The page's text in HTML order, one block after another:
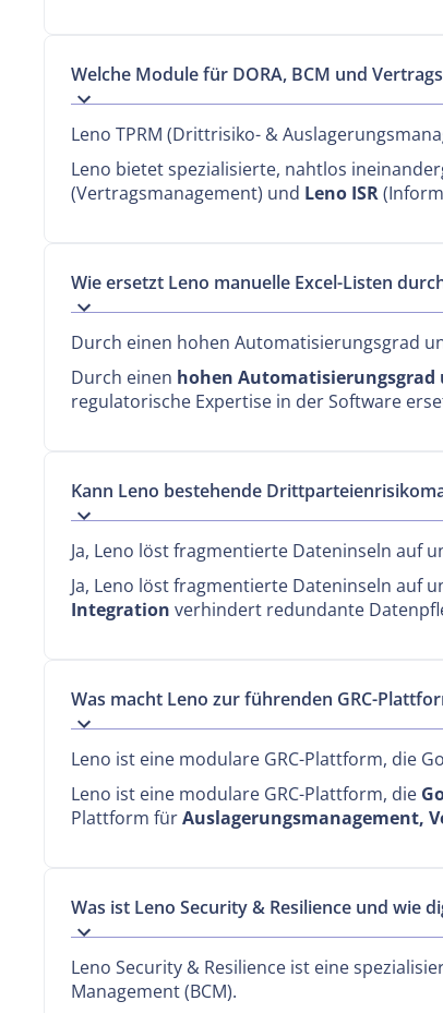
Welche Module für DORA, BCM und
Leno TPRM (Drittrisiko- &
Leno bietet spezialisierte, nahtlos
(Vertragsmanagement) und Leno ISR
Wie ersetzt Leno manuelle Excel-Listen
Durch einen hohen Automatisierungsgrad
Durch einen hohen Automatisierungsgrad
regulatorische Expertise in der Software
Kann Leno bestehende
Ja, Leno löst fragmentierte Dateninseln auf
Ja, Leno löst fragmentierte Dateninseln auf
Integration verhindert redundante
Was macht Leno zur führenden GRC-
Leno ist eine modulare GRC-Plattform, die
Leno ist eine modulare GRC-Plattform, die
Plattform fürAuslagerungsmanagement,
Was ist Leno Security & Resilience und wie
Leno Security & Resilience ist eine
Management (BCM).